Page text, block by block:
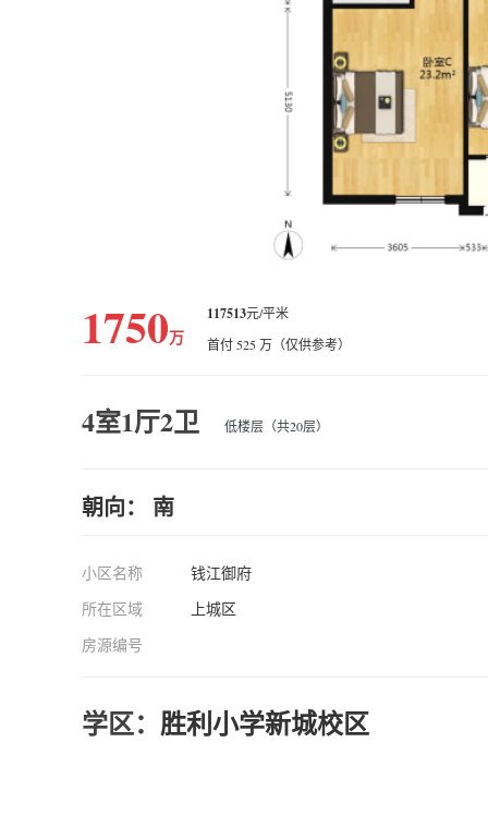
1750万
117513元/平米
首付 525 万（仅供参考）
4室1厅2卫 低楼层（共20层）
朝向： 南
小区名称
钱江御府
所在区域
上城区
房源编号
学区： 胜利小学新城校区